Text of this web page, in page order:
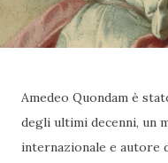
Amedeo Quondam è
degli ultimi decenni, un
internazionale e autore